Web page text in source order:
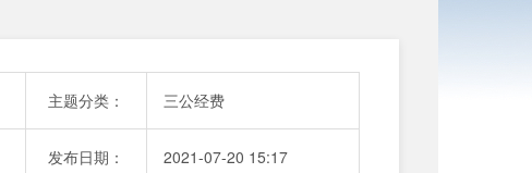
主题分类： 三公经费
发布日期： 2021-07-20 15:17